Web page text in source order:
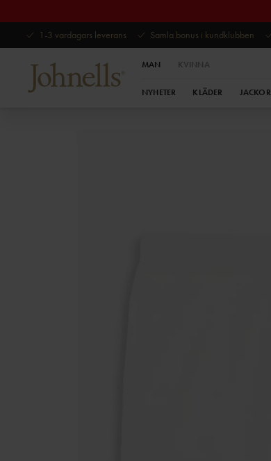
1-3 vardagars leverans
Samla bonus i kundklubben
MAN KVINNA
NYHETER KLÄDER JACKOR